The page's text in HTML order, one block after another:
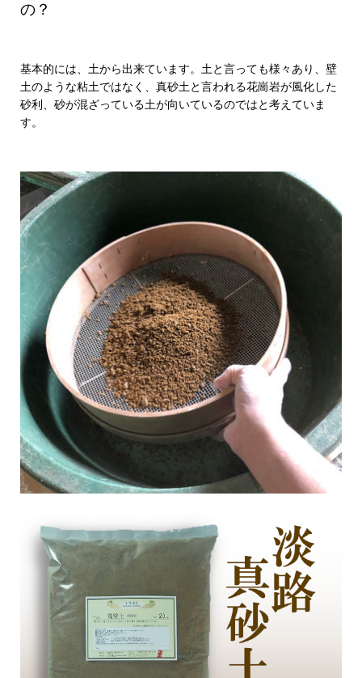
の？
基本的には、土から出来ています。土と言っても様々あり、壁
土のような粘土ではなく、真砂土と言われる花崗岩が風化した
砂利、砂が混ざっている土が向いているのではと考えていま
す。